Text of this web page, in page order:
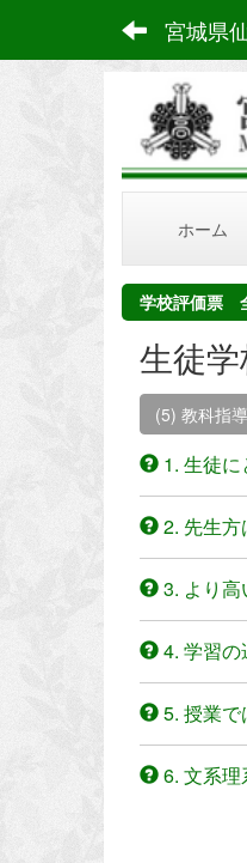
宮城県
ホーム
学校評価票
生徒
(5) 教科指導
1. 生徒
2. 先生
3. より
4. 学習
5. 授業
6. 文系理